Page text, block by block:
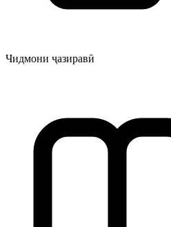
Чидмони ҷазиравӣ